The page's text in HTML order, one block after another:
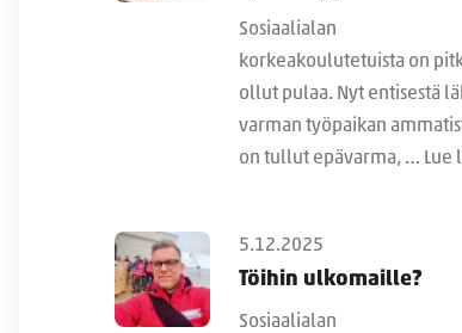
Sosiaalialan
korkeakoulutetuista on
ollut pulaa. Nyt entisestä
varman työpaikan
on tullut epävarma, … Lue
5.12.2025
Töihin ulkomaille?
Sosiaalialan